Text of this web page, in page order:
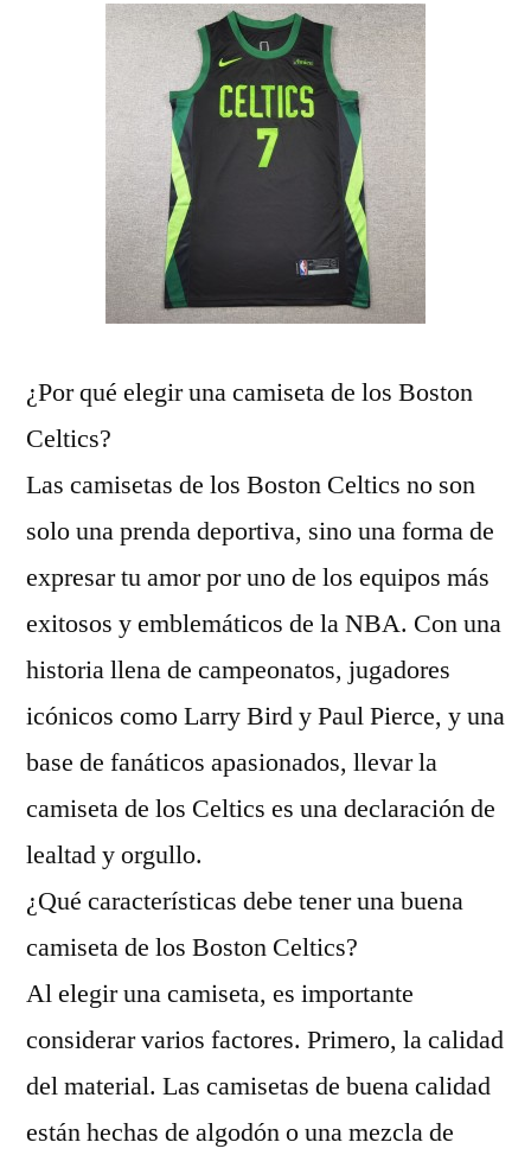
¿Por qué elegir una camiseta de los Boston
Celtics?
Las camisetas de los Boston Celtics no son
solo una prenda deportiva, sino una forma de
expresar tu amor por uno de los equipos más
exitosos y emblemáticos de la NBA. Con una
historia llena de campeonatos, jugadores
icónicos como Larry Bird y Paul Pierce, y una
base de fanáticos apasionados, llevar la
camiseta de los Celtics es una declaración de
lealtad y orgullo.
¿Qué características debe tener una buena
camiseta de los Boston Celtics?
Al elegir una camiseta, es importante
considerar varios factores. Primero, la calidad
del material. Las camisetas de buena calidad
están hechas de algodón o una mezcla de